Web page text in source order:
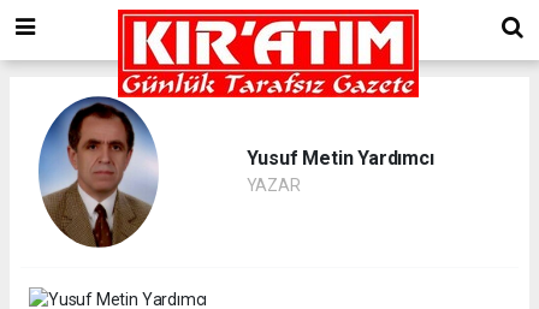
Yusuf Metin Yardımcı
YAZAR